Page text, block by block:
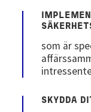
som är
SKYDDA